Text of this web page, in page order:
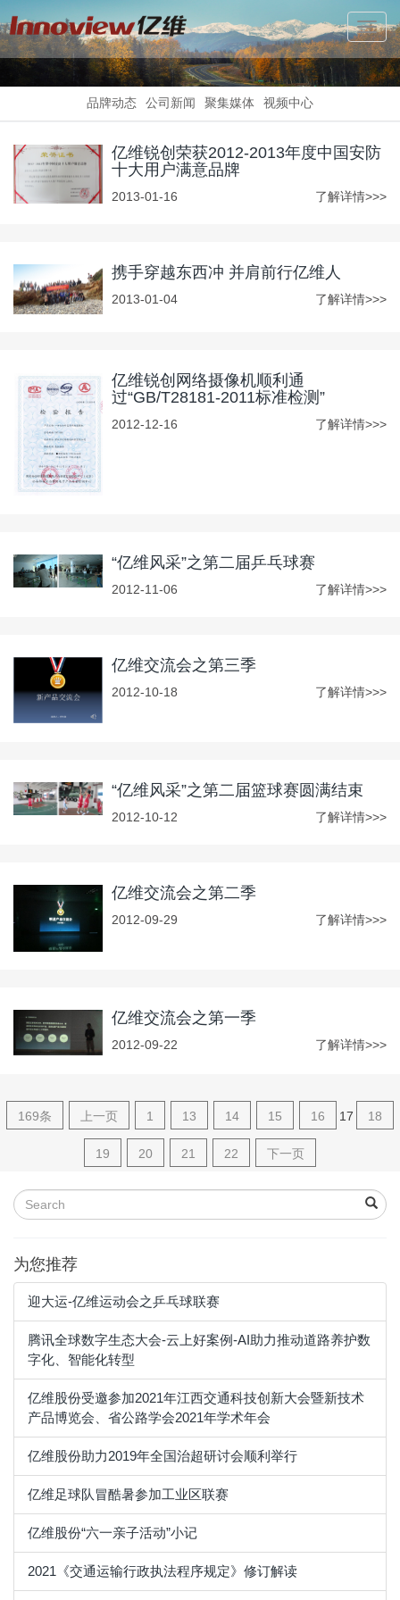
品牌动态 公司新闻 聚集媒体 视频中心
亿维锐创荣获2012-2013年度中国安防
十大用户满意品牌
2013-01-16 了解详情>>>
携手穿越东西冲 并肩前行亿维人
2013-01-04 了解详情>>>
亿维锐创网络摄像机顺利通
过“GB/T28181-2011标准检测”
2012-12-16 了解详情>>>
“亿维风采”之第二届乒乓球赛
2012-11-06 了解详情>>>
亿维交流会之第三季
2012-10-18 了解详情>>>
“亿维风采”之第二届篮球赛圆满结束
2012-10-12 了解详情>>>
亿维交流会之第二季
2012-09-29 了解详情>>>
亿维交流会之第一季
2012-09-22 了解详情>>>
169条 上一页 1 13 14 15 16 17 18
19 20 21 22 下一页
为您推荐
迎大运-亿维运动会之乒乓球联赛
腾讯全球数字生态大会-云上好案例-AI助力推动道路养护数
字化、智能化转型
亿维股份受邀参加2021年江西交通科技创新大会暨新技术
产品博览会、省公路学会2021年学术年会
亿维股份助力2019年全国治超研讨会顺利举行
亿维足球队冒酷暑参加工业区联赛
亿维股份“六一亲子活动”小记
2021《交通运输行政执法程序规定》修订解读